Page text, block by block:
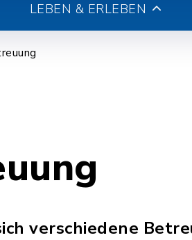
LEBEN & ERLEBEN
verschiedene